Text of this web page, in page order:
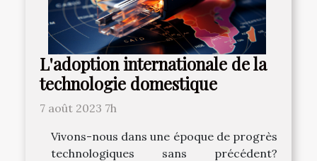
L'adoption internationale de la
technologie domestique
7 août 2023 7h
Vivons-nous dans une époque de progrès
technologiques sans précédent?